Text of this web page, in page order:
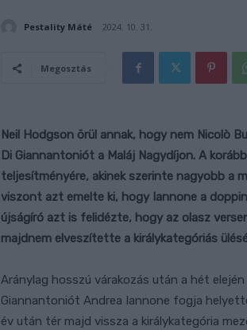
Pestality Máté 2024. 10. 31.
Megosztás
Neil Hodgson örül annak, hogy nem Nicolò
Di Giannantoniót a Maláj Nagydíjon. A
teljesítményére, akinek szerinte nagyobb a
viszont azt emelte ki, hogy Iannone a
újságíró azt is felidézte, hogy az olasz
majdnem elveszítette a királykategóriás
Aránylag hosszú várakozás után a hét
Giannantoniót Andrea Iannone fogja
év után tér majd vissza a királykategória